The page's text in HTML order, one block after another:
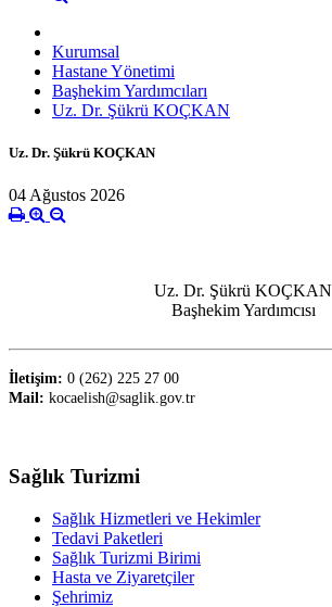
Kurumsal
Hastane Yönetimi
Başhekim Yardımcıları
Uz. Dr. Şükrü KOÇKAN
Uz. Dr. Şükrü KOÇKAN
04 Ağustos 2026
Uz. Dr. Şükrü KOÇKAN
Başhekim Yardımcısı
İletişim: 0 (262) 225 27 00
Mail: kocaelish@saglik.gov.tr
Sağlık Turizmi
Sağlık Hizmetleri ve Hekimler
Tedavi Paketleri
Sağlık Turizmi Birimi
Hasta ve Ziyaretçiler
Şehrimiz